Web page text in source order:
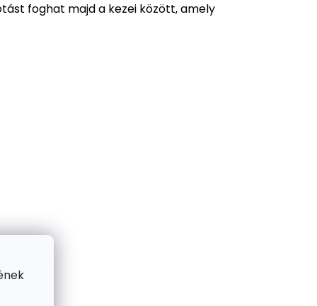
foghat majd a kezei között, amely